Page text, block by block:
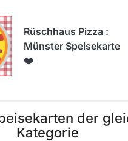
Rüschhaus Pizza :
Münster Speisekarte
❤️
der
Kategorie